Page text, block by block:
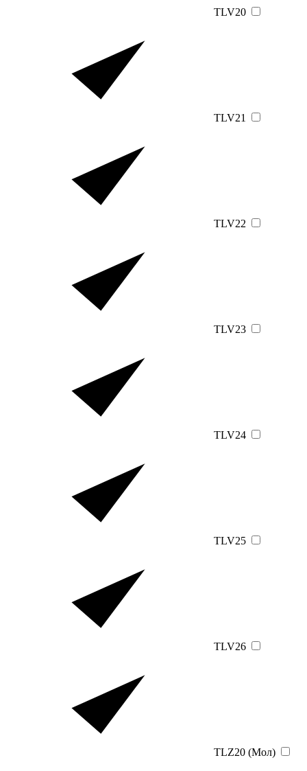
TLV20
TLV21
TLV22
TLV23
TLV24
TLV25
TLV26
TLZ20 (Мол)